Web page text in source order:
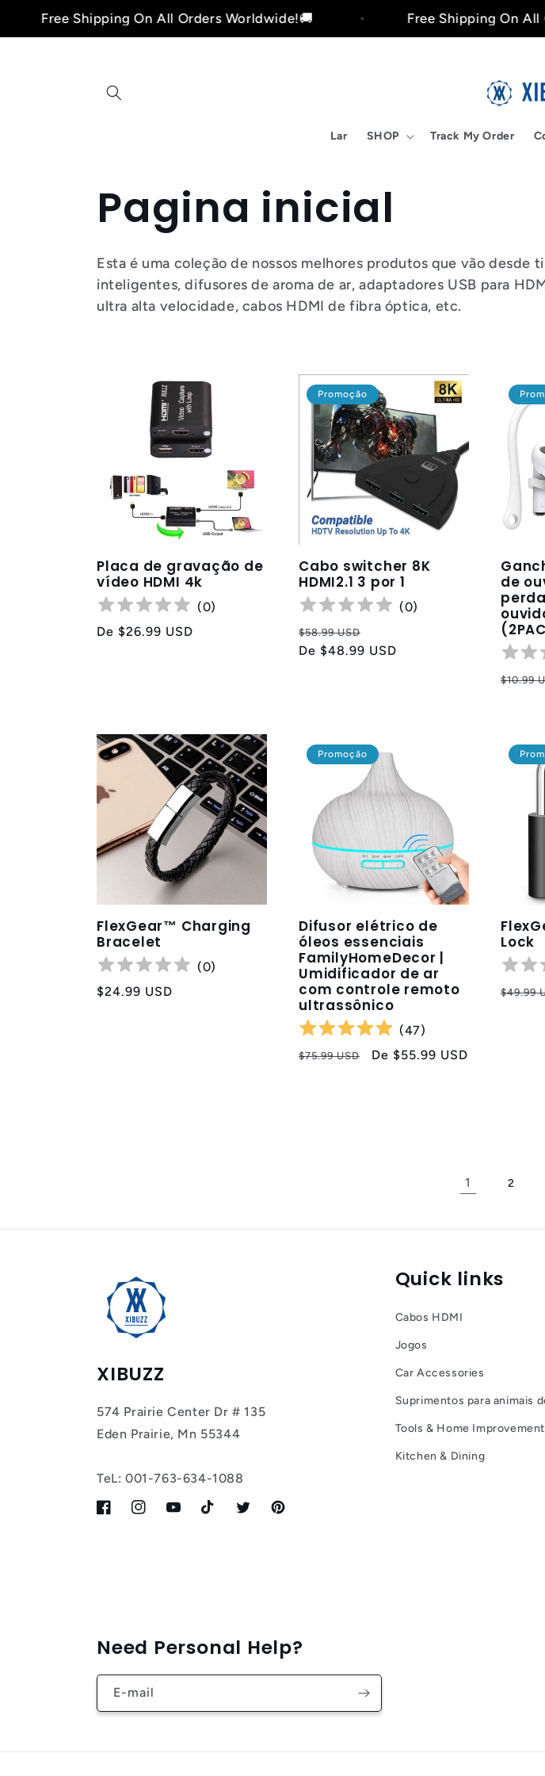
para o
Free Shipping On All Orders Worldwide!🚚 Free Shipping On All
Lar SHOP Track My Order
C
o
l
ã
o
:
Pagina inicial
Esta é uma coleção de nossos melhores produtos que vão desde
inteligentes, difusores de aroma de ar, adaptadores USB para
ultra alta velocidade, cabos HDMI de fibra óptica, etc.
Placa de gravação de
vídeo HDMI 4k
(0)
Preço
De $26.99 USD
Promoção
Cabo switcher 8K
HDMI2.1 3 por 1
(0)
Preço
normal
$58.99 USD
promocional
De $48.99 USD
de
Preço
$10.99
FlexGear™ Charging
Bracelet
(0)
Preço
$24.99 USD
Promoção
Difusor elétrico de
óleos essenciais
FamilyHomeDecor |
Umidificador de ar
com controle remoto
ultrassônico
(47)
Preço
$75.99 USD
Preço
De $55.99 USD
Lock
Preço
$49.99
1 2
XIBUZZ
574 Prairie Center Dr # 135
Eden Prairie, Mn 55344
TeL: 001-763-634-1088
FacebookInstagramYouTubeTikTok TwitterPinterest
Quick links
Cabos HDMI
Jogos
Car Accessories
Suprimentos para animais
Tools & Home Improvement
Kitchen & Dining
Need Personal Help?
E-mail